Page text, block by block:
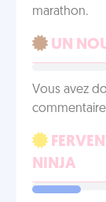
marathon.
UN
Vous avez
NINJA